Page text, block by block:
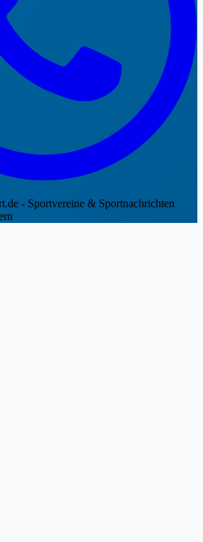
- Sportvereine & Sportnachrichten